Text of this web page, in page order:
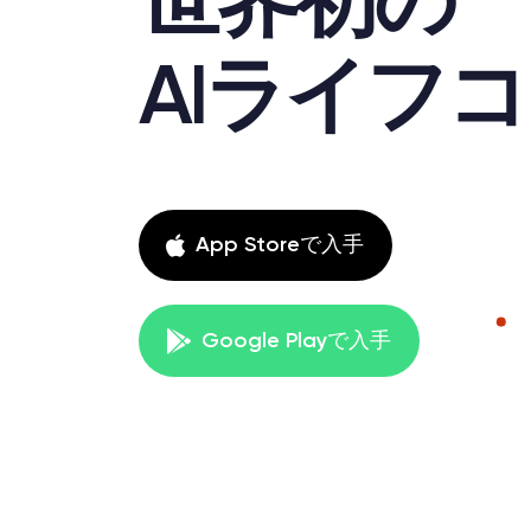
AIライフ
App Storeで入手
Google Playで入手